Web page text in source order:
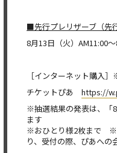
■先行プレリザーブ（先
8月13日（火）AM11:00
［インターネット購入
チケットぴあ https://
※抽選結果の発表は、「
ます
※おひとり様2枚まで ※
り、受付の際、ぴあへの